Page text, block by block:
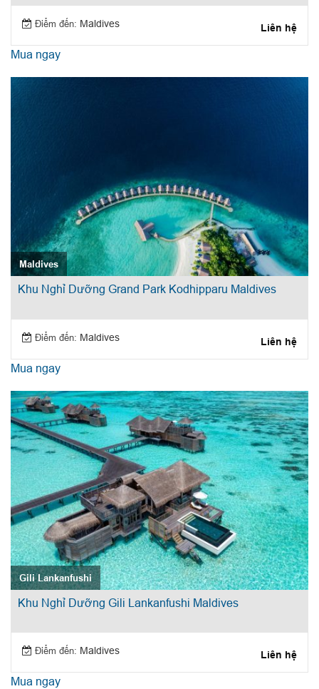
Điểm đến: Maldives Liên hệ
Mua ngay
Maldives
Khu Nghỉ Dưỡng Grand Park Kodhipparu Maldives
Điểm đến: Maldives Liên hệ
Mua ngay
Gili Lankanfushi
Khu Nghỉ Dưỡng Gili Lankanfushi Maldives
Điểm đến: Maldives Liên hệ
Mua ngay